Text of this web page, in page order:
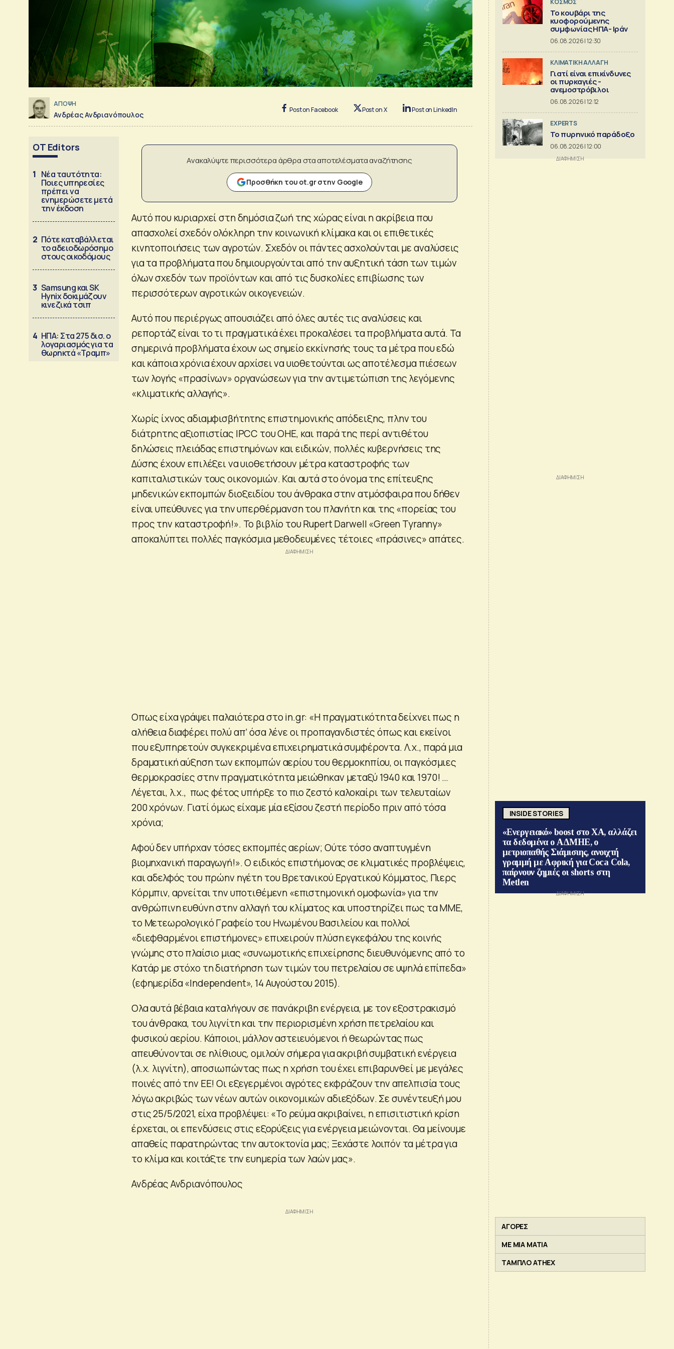
ΑΠΟΨΗ
Ανδρέας Ανδριανόπουλος
Post on Facebook Post on X Post on LinkedIn
OT Editors
1 Νέα ταυτότητα:
Ποιες υπηρεσίες
πρέπει να
ενημερώσετε μετά
την έκδοση
2 Πότε καταβάλλεται
το αδειοδωρόσημο
στους οικοδόμους
3 Samsung και SK
Hynix δοκιμάζουν
κινεζικά τσιπ
4 ΗΠΑ: Στα 275 δισ. ο
λογαριασμός για τα
θωρηκτά «Τραμπ»
Ανακαλύψτε περισσότερα άρθρα στα αποτελέσματα αναζήτησης
Προσθήκη του ot.gr στην Google
Αυτό που κυριαρχεί στη δημόσια ζωή της χώρας είναι η ακρίβεια που
απασχολεί σχεδόν ολόκληρη την κοινωνική κλίμακα και οι επιθετικές
κινητοποιήσεις των αγροτών. Σχεδόν οι πάντες ασχολούνται με αναλύσεις
για τα προβλήματα που δημιουργούνται από την αυξητική τάση των τιμών
όλων σχεδόν των προϊόντων και από τις δυσκολίες επιβίωσης των
περισσότερων αγροτικών οικογενειών.
Αυτό που περιέργως απουσιάζει από όλες αυτές τις αναλύσεις και
ρεπορτάζ είναι το τι πραγματικά έχει προκαλέσει τα προβλήματα αυτά. Τα
σημερινά προβλήματα έχουν ως σημείο εκκίνησής τους τα μέτρα που εδώ
και κάποια χρόνια έχουν αρχίσει να υιοθετούνται ως αποτέλεσμα πιέσεων
των λογής «πρασίνων» οργανώσεων για την αντιμετώπιση της λεγόμενης
«κλιματικής αλλαγής».
Χωρίς ίχνος αδιαμφισβήτητης επιστημονικής απόδειξης, πλην του
διάτρητης αξιοπιστίας IPCC του ΟΗΕ, και παρά της περί αντιθέτου
δηλώσεις πλειάδας επιστημόνων και ειδικών, πολλές κυβερνήσεις της
Δύσης έχουν επιλέξει να υιοθετήσουν μέτρα καταστροφής των
καπιταλιστικών τους οικονομιών. Και αυτά στο όνομα της επίτευξης
μηδενικών εκπομπών διοξειδίου του άνθρακα στην ατμόσφαιρα που δήθεν
είναι υπεύθυνες για την υπερθέρμανση του πλανήτη και της «πορείας του
προς την καταστροφή!». Το βιβλίο του Rupert Darwell «Green Tyranny»
αποκαλύπτει πολλές παγκόσμια μεθοδευμένες τέτοιες «πράσινες» απάτες.
Οπως είχα γράψει παλαιότερα στο in.gr: «Η πραγματικότητα δείχνει πως η
αλήθεια διαφέρει πολύ απ’ όσα λένε οι προπαγανδιστές όπως και εκείνοι
που εξυπηρετούν συγκεκριμένα επιχειρηματικά συμφέροντα. Λ.χ., παρά μια
δραματική αύξηση των εκπομπών αερίου του θερμοκηπίου, οι παγκόσμιες
θερμοκρασίες στην πραγματικότητα μειώθηκαν μεταξύ 1940 και 1970! …
Λέγεται, λ.χ., πως φέτος υπήρξε το πιο ζεστό καλοκαίρι των τελευταίων
200 χρόνων. Γιατί όμως είχαμε μία εξίσου ζεστή περίοδο πριν από τόσα
χρόνια;
Αφού δεν υπήρχαν τόσες εκπομπές αερίων; Ούτε τόσο αναπτυγμένη
βιομηχανική παραγωγή!». Ο ειδικός επιστήμονας σε κλιματικές προβλέψεις,
και αδελφός του πρώην ηγέτη του Βρετανικού Εργατικού Κόμματος, Πιερς
Κόρμπιν, αρνείται την υποτιθέμενη «επιστημονική ομοφωνία» για την
ανθρώπινη ευθύνη στην αλλαγή του κλίματος και υποστηρίζει πως τα ΜΜΕ,
το Μετεωρολογικό Γραφείο του Ηνωμένου Βασιλείου και πολλοί
«διεφθαρμένοι επιστήμονες» επιχειρούν πλύση εγκεφάλου της κοινής
γνώμης στo πλαίσιo μιας «συνωμοτικής επιχείρησης διευθυνόμενης από το
Κατάρ με στόχο τη διατήρηση των τιμών του πετρελαίου σε υψηλά επίπεδα»
(εφημερίδα «Independent», 14 Αυγούστου 2015).
Ολα αυτά βέβαια καταλήγουν σε πανάκριβη ενέργεια, με τον εξοστρακισμό
του άνθρακα, του λιγνίτη και την περιορισμένη χρήση πετρελαίου και
φυσικού αερίου. Κάποιοι, μάλλον αστειευόμενοι ή θεωρώντας πως
απευθύνονται σε ηλίθιους, ομιλούν σήμερα για ακριβή συμβατική ενέργεια
(λ.χ. λιγνίτη), αποσιωπώντας πως η χρήση του έχει επιβαρυνθεί με μεγάλες
ποινές από την ΕΕ! Οι εξεγερμένοι αγρότες εκφράζουν την απελπισία τους
λόγω ακριβώς των νέων αυτών οικονομικών αδιεξόδων. Σε συνέντευξή μου
στις 25/5/2021, είχα προβλέψει: «Το ρεύμα ακριβαίνει, η επισιτιστική κρίση
έρχεται, οι επενδύσεις στις εξορύξεις για ενέργεια μειώνονται. Θα μείνουμε
απαθείς παρατηρώντας την αυτοκτονία μας; Ξεχάστε λοιπόν τα μέτρα για
το κλίμα και κοιτάξτε την ευημερία των λαών μας».
Ανδρέας Ανδριανόπουλος
ΚΟΣΜΟΣ
Το κουβάρι της
κυοφορούμενης
συμφωνίας ΗΠΑ- Ιράν
06.08.2026 | 12:30
ΚΛΙΜΑΤΙΚΗ ΑΛΛΑΓΗ
Γιατί είναι επικίνδυνες
οι πυρκαγιές -
ανεμοστρόβιλοι
06.08.2026 | 12:12
EXPERTS
Το πυρηνικό παράδοξο
06.08.2026 | 12:00
INSIDE STORIES
«Ενεργειακό» boost στο ΧΑ, αλλάζει
τα δεδομένα ο ΑΔΜΗΕ, ο
μετριοπαθής Σιάμισιης, ανοιχτή
γραμμή με Αφρική για Coca Cola,
παίρνουν ζημιές οι shorts στη
Metlen
ΑΓΟΡΕΣ
ΜΕ ΜΙΑ ΜΑΤΙΑ
ΤΑΜΠΛΟ ATHEX